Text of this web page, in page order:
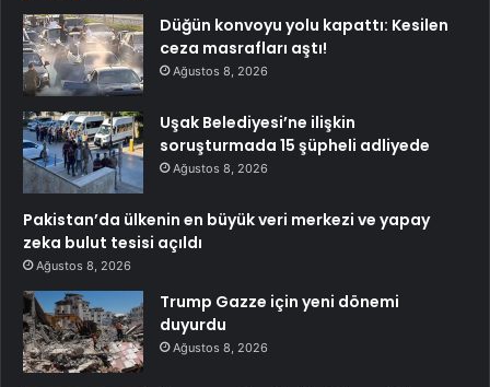
Düğün konvoyu yolu kapattı: Kesilen
ceza masrafları aştı!
Ağustos 8, 2026
Uşak Belediyesi’ne ilişkin
soruşturmada 15 şüpheli adliyede
Ağustos 8, 2026
Pakistan’da ülkenin en büyük veri merkezi ve yapay
zeka bulut tesisi açıldı
Ağustos 8, 2026
Trump Gazze için yeni dönemi
duyurdu
Ağustos 8, 2026